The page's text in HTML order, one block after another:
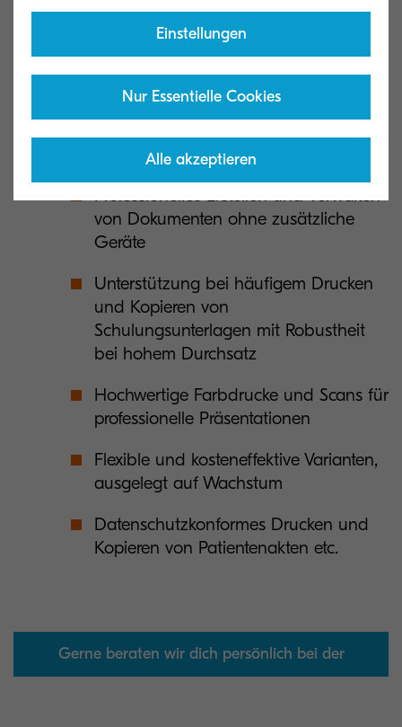
Platzsparende und kostenattraktive
Ideal für hohe Druck- und
Arbeitsabläufe
Professionelles Erstellen und Verwalten
von Dokumenten ohne zusätzliche
Geräte
Unterstützung bei häufigem Drucken
und Kopieren von
Schulungsunterlagen mit Robustheit
bei hohem Durchsatz
Hochwertige Farbdrucke und Scans für
professionelle Präsentationen
Flexible und kosteneffektive Varianten,
ausgelegt auf Wachstum
Datenschutzkonformes Drucken und
Kopieren von Patientenakten etc.
Gerne beraten wir dich persönlich bei der
Einstellungen
Nur Essentielle Cookies
Alle akzeptieren